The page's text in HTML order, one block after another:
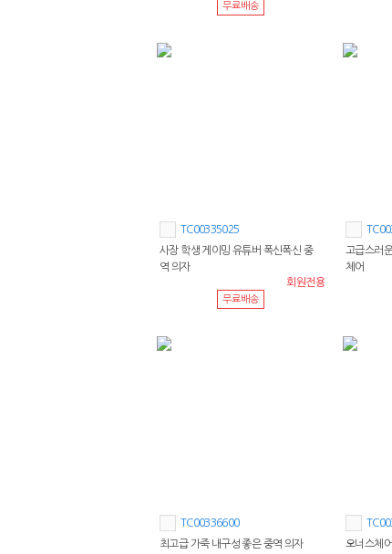
무료배송
TC00335025
사장 학생 게이밍 유튜버 폭신폭신 중
역 의자
회원전용
무료배송
고급스러
체어
TC00336600
최고급 가죽 내구성 좋은 중역 의자
오너스체